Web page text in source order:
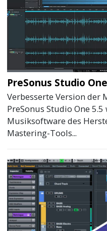
PreSonus Studio
Verbesserte Version der
PreSonus Studio One
Musiksoftware des
Mastering-Tools...